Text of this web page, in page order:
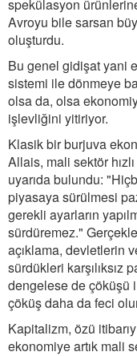
spekülasyon
Avroyu bile sarsan
oluşturdu.
Bu genel gidişat yani
sistemi ile dönmeye
olsa da, olsa
işlevliğini yitiriyor.
Klasik bir burjuva
Allais, mali sektör
uyarıda bulundu:
piyasaya sürülmesi
gerekli ayarların
sürdüremez."
açıklama, devletlerin
sürdükleri karşılıksız
dengelese de çöküşü
çöküş daha da feci
Kapitalizm, özü
ekonomiye artık mali